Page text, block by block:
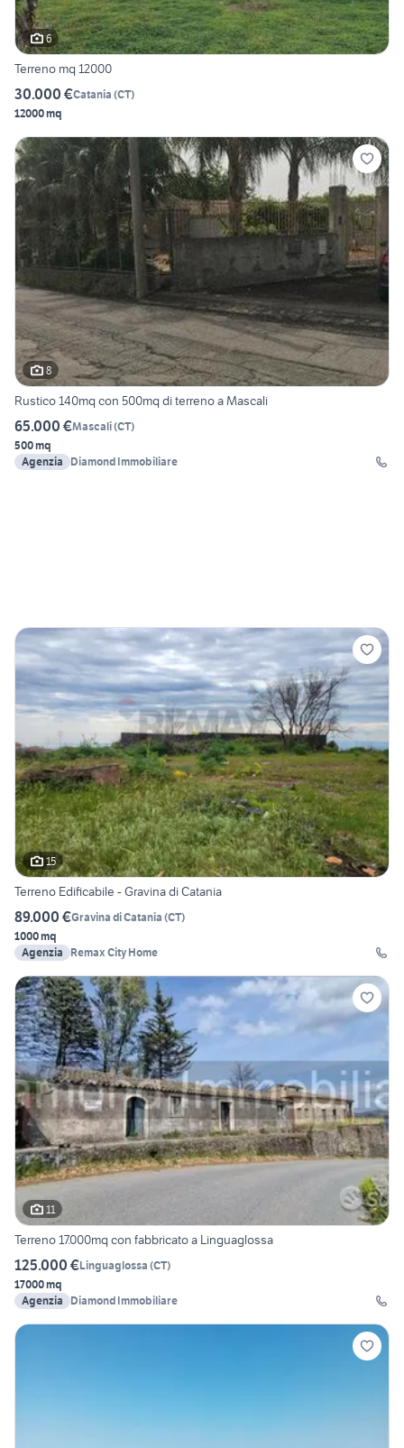
6
Terreno mq 12000
30.000 €Catania (CT)
12000 mq
8
Rustico 140mq con 500mq di terreno a Mascali
65.000 €Mascali(CT)
500 mq
Agenzia
Diamond Immobiliare
15
Terreno Edificabile - Gravina di Catania
89.000 €Gravina di Catania (CT)
1000 mq
Agenzia
Remax City Home
11
Terreno 17.000mq con fabbricato a Linguaglossa
125.000 €Linguaglossa (CT)
17000 mq
Agenzia
Diamond Immobiliare